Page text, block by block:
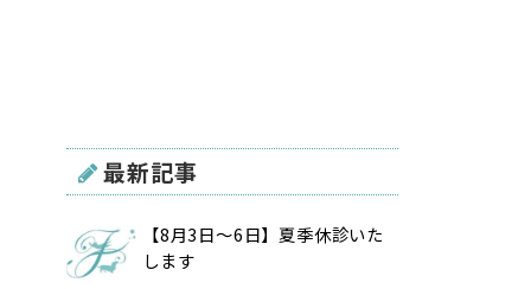
最新記事
【8月3日〜6日】夏季休診いた
します